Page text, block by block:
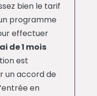
bien le tarif
programme
effectuer
de 1 mois
est
un accord de
en